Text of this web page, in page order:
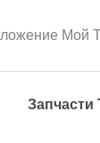
Мой
Запчасти